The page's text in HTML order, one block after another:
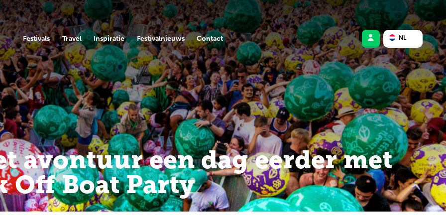
Festivals Travel Inspiratie Festivalnieuws Contact NL
avontuur een dag eerder met
Off Boat Party